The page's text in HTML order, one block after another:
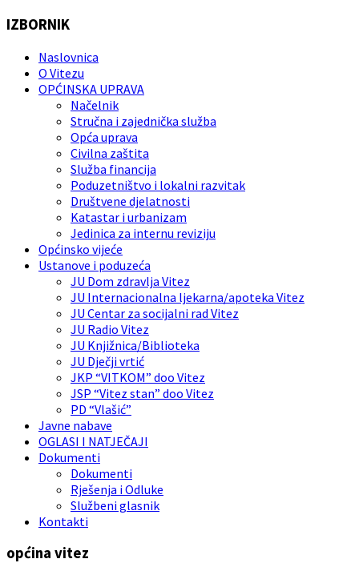
IZBORNIK
Naslovnica
O Vitezu
OPĆINSKA UPRAVA
Načelnik
Stručna i zajednička služba
Opća uprava
Civilna zaštita
Služba financija
Poduzetništvo i lokalni razvitak
Društvene djelatnosti
Katastar i urbanizam
Jedinica za internu reviziju
Općinsko vijeće
Ustanove i poduzeća
JU Dom zdravlja Vitez
JU Internacionalna ljekarna/apoteka Vitez
JU Centar za socijalni rad Vitez
JU Radio Vitez
JU Knjižnica/Biblioteka
JU Dječji vrtić
JKP “VITKOM” doo Vitez
JSP “Vitez stan” doo Vitez
PD “Vlašić”
Javne nabave
OGLASI I NATJEČAJI
Dokumenti
Dokumenti
Rješenja i Odluke
Službeni glasnik
Kontakti
općina vitez